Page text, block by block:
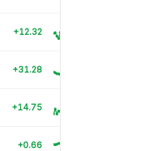
+12.32
+31.28
+14.75
+0.66